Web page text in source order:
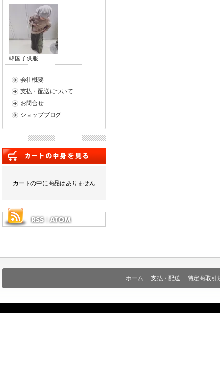
韓国子供服
会社概要
支払・配送について
お問合せ
ショップブログ
カートの中に商品はありません
ホーム 支払・配送 特定商取引